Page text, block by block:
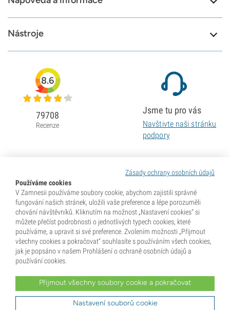
Nástroje
Zásady ochrany osobních údajů
Používáme cookies
V Zamnesii používáme soubory cookie, abychom zajistili správné
fungování našich stránek, uložili vaše preference a lépe porozuměli
chování návštěvníků. Kliknutím na možnost „Nastavení cookies“ si
můžete přečíst podrobnosti o jednotlivých typech cookies, které
používáme, a upravit si své preference. Zvolením možnosti „Přijmout
všechny cookies a pokračovat“ souhlasíte s používáním všech cookies,
jak je popsáno v našem Prohlášení o ochraně osobních údajů a
používání cookies.
Přijmout všechny soubory cookie a pokračovat
Nastavení souborů cookie
8.6
79708
Recenze
Jsme tu pro vás
Navštivte naši stránku
podpory
* Semena se prodávají jako sběratelské předměty. Klíčení semen je v mnoha zemích nezákonné. Před
žijete, a že znáte své místní právní předpisy. Zároveň se vzdáváte jakýchkoli nároků vůči společnosti
Zamnesia v případě, že budete jednat v rozporu s platnými zákony.